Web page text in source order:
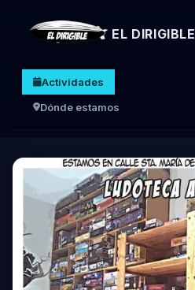
EL DIRIGIBLE
Actividades
Dónde estamos